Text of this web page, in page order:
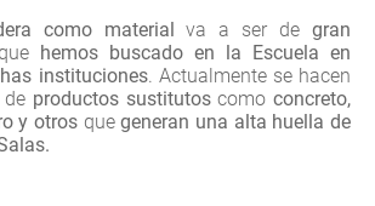
como material va a ser degran
hemos buscado en la Escuela en
instituciones. Actualmente se hacen
productos sustitutoscomoconcreto,
y otros quegeneran una alta huella de